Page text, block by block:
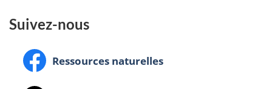
Suivez-nous
Facebook:Ressources naturelles